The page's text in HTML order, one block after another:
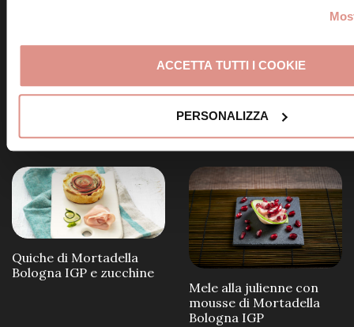
ACCETTA TUTTI I COOKIE
PERSONALIZZA
Frittelle alla Mortadella
Involtini di Mortadella
Bologna IGP e ricotta
Quiche di Mortadella
Bologna IGP e zucchine
Mele alla julienne con
mousse di Mortadella
Bologna IGP